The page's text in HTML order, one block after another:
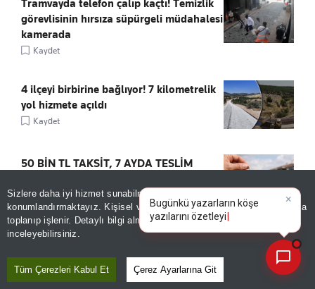
Sizlere daha iyi hizmet sunabilmek adına sitemizde
konumlandırmaktayız. Kişisel verileriniz, KVKK ve GDPR kapsamında
toplanıp işlenir. Detaylı bilgi almak içinAydınlatma Metnimizi
inceleyebilirsiniz.
Tüm Çerezleri Kabul Et Çerez Ayarlarına Git
Tramvayda telefon çalıp kaçtı! Temizlik
görevlisinin hırsıza süpürgeli müdahalesi
kamerada
Kaydet
4 ilçeyi birbirine bağlıyor! 7 kilometrelik
yol hizmete açıldı
Kaydet
50 BİN TL TAKSİT, 7 AYDA TESLİM
ÖNE ÇIKANLAR
×
Bugünkü yazarların köşe
yazılarını özetleyin!